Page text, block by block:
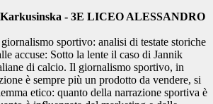
Karkusinska - 3E LICEO ALESSANDRO
sportivo: analisi di testate storiche
accuse: Sotto la lente il caso di Jannik
di calcio. Il giornalismo sportivo, in
è sempre più un prodotto da vendere, si
etico: quanto della narrazione sportiva è